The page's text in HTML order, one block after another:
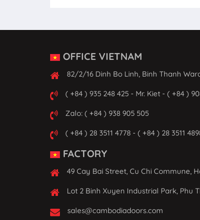
OFFICE VIETNAM
82/2/16 Dinh Bo Linh, Binh Thanh
( +84 ) 935 248 425 - Mr. Kiet - ( +84 )
Zalo: ( +84 ) 938 905 505
( +84 ) 28 3511 4778 - ( +84 ) 28 3511
FACTORY
49 Cay Bai Street, Cu Chi Commune,
Lot 2 Binh Xuyen Industrial Park, Phu
sales@cambodiadoors.com